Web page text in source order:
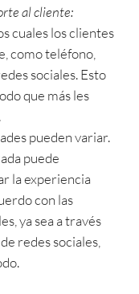
al cliente:
cuales los clientes
como teléfono,
sociales. Esto
que más les
pueden variar.
puede
la experiencia
con las
ya sea a través
redes sociales,